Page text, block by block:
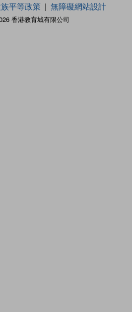
香港教育城有限公司
平等政策 無障礙網站設計